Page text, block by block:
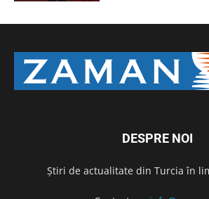
DESPRE NOI
Știri de actualitate din Turcia în